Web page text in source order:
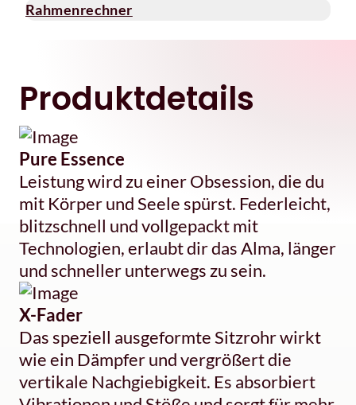
Rahmenrechner
Produktdetails
Pure Essence
Leistung wird zu einer Obsession, die du
mit Körper und Seele spürst. Federleicht,
blitzschnell und vollgepackt mit
Technologien, erlaubt dir das Alma, länger
und schneller unterwegs zu sein.
X-Fader
Das speziell ausgeformte Sitzrohr wirkt
wie ein Dämpfer und vergrößert die
vertikale Nachgiebigkeit. Es absorbiert